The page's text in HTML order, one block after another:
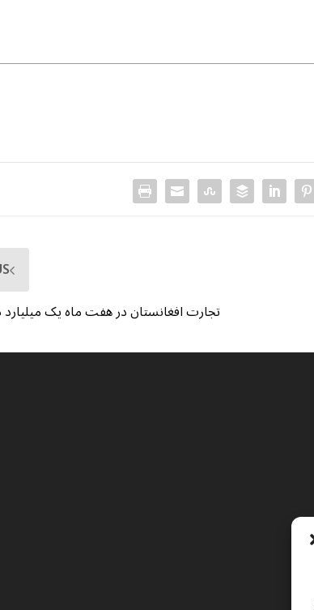
تجارت افغانستان در هفت ماه یک میلیارد